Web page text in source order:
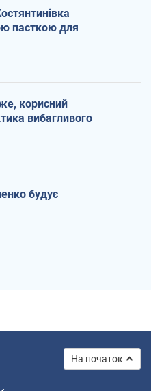
пасткою для
корисний
вибагливого
будує
На початок